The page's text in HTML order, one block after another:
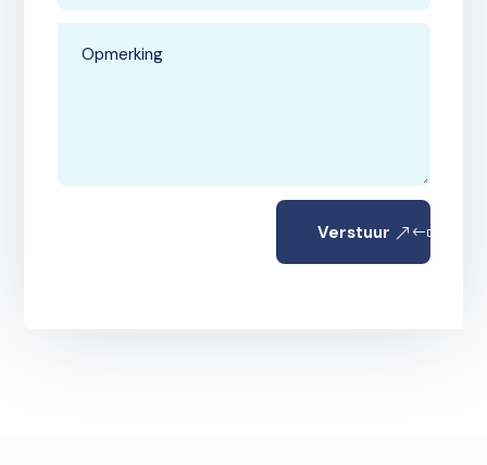
Verstuur